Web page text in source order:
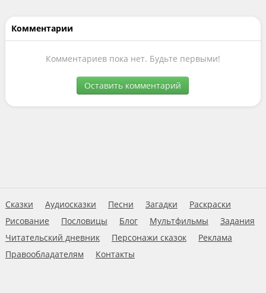
Комментарии
Комментариев пока нет. Будьте первыми!
Оставить комментарий
Сказки Аудиосказки Песни Загадки
Раскраски
Рисование
Пословицы Блог Мультфильмы
Задания
Читательский дневник
Персонажи сказок
Реклама
Правообладателям
Контакты